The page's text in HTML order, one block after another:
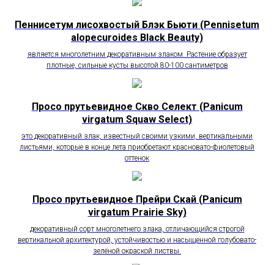
Пеннисетум лисохвостый Блэк Бьюти (Pennisetum
alopecuroides Black Beauty)
является многолетним декоративным злаком. Растение образует
плотные, сильные кусты высотой 80-100 сантиметров
Просо прутьевидное Скво Селект (Panicum
virgatum Squaw Select)
это декоративный злак, известный своими узкими, вертикальными
листьями, которые в конце лета приобретают красновато-фиолетовый
оттенок
Просо прутьевидное Прейри Скай (Panicum
virgatum Prairie Sky)
декоративный сорт многолетнего злака, отличающийся строгой
вертикальной архитектурой, устойчивостью и насыщенной голубовато-
зелёной окраской листвы.